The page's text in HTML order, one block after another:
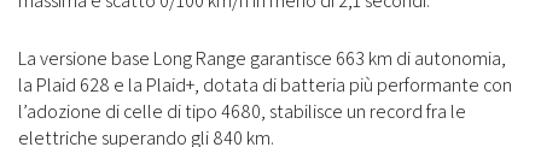
La versione base Long Range garantisce 663 km di autonomia,
la Plaid 628 e la Plaid+, dotata di batteria più performante con
l’adozione di celle di tipo 4680, stabilisce un record fra le
elettriche superando gli 840 km.